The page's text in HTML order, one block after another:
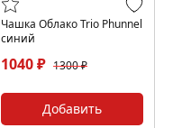
Чашка Облако Trio Phunnel
синий
1040 ₽ 1300 ₽
Добавить